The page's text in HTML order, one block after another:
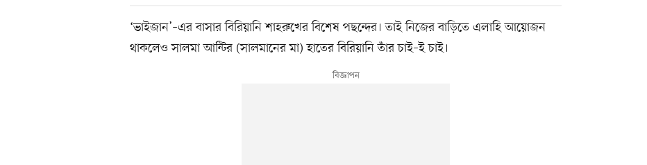
‘ভাইজান’–এর বাসার বিরিয়ানি শাহরুখের বিশেষ পছন্দের। তাই নিজের বাড়িতে এলাহি আয়োজন
থাকলেও সালমা আন্টির (সালমানের মা) হাতের বিরিয়ানি তাঁর চাই–ই চাই।